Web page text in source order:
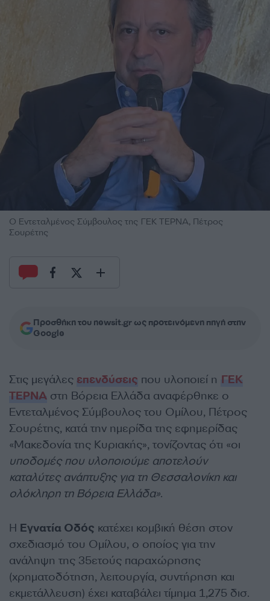
Ο Εντεταλμένος Σύμβουλος της ΓΕΚ ΤΕΡΝΑ, Πέτρος
Σουρέτης
Προσθήκη του newsit.gr ως προτεινόμενη πηγή στην
Google
Στις μεγάλες επενδύσεις που υλοποιεί η ΓΕΚ
ΤΕΡΝΑ στη Βόρεια Ελλάδα αναφέρθηκε ο
Εντεταλμένος Σύμβουλος του Ομίλου, Πέτρος
Σουρέτης, κατά την ημερίδα της εφημερίδας
«Μακεδονία της Κυριακής», τονίζοντας ότι «οι
υποδομές που υλοποιούμε αποτελούν
καταλύτες ανάπτυξης για τη Θεσσαλονίκη και
ολόκληρη τη Βόρεια Ελλάδα».
Η Εγνατία Οδός κατέχει κομβική θέση στον
σχεδιασμό του Ομίλου, ο οποίος για την
ανάληψη της 35ετούς παραχώρησης
(χρηματοδότηση, λειτουργία, συντήρηση και
εκμετάλλευση) έχει καταβάλει τίμημα 1,275 δισ.